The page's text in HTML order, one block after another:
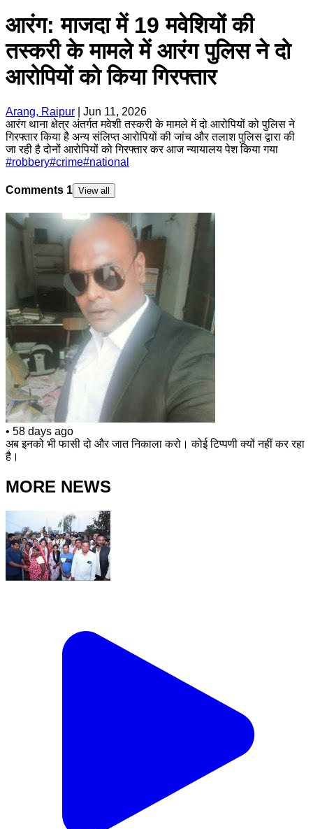
आरंग: माजदा में 19 मवेशियों की
तस्करी के मामले में आरंग पुलिस ने दो
आरोपियों को किया गिरफ्तार
Arang, Raipur
Jun 11, 2026
आरंग थाना क्षेत्र अंतर्गत मवेशी तस्करी के मामले में दो आरोपियों को पुलिस ने
गिरफ्तार किया है अन्य संलिप्त आरोपियों की जांच और तलाश पुलिस द्वारा की
जा रही है दोनों आरोपियों को गिरफ्तार कर आज न्यायालय पेश किया गया
#robbery#crime#national
Comments 1 View all
• 58 days ago
अब इनको भी फासी दो और जात निकाला करो। कोई टिप्पणी क्यों नहीं कर रहा
है।
MORE NEWS